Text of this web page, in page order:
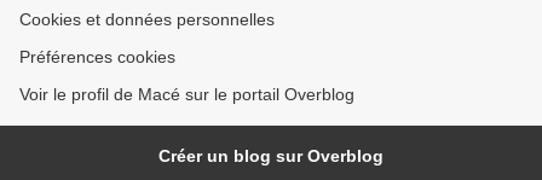
Cookies et données personnelles
Préférences cookies
Voir le profil de Macé sur le portail Overblog
Créer un blog sur Overblog